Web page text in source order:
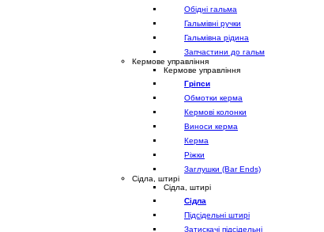
Обідні гальма
Гальмівні ручки
Гальмівна рідина
Запчастини до гальм
Кермове управління
Кермове управління
Гріпси
Обмотки керма
Кермові колонки
Виноси керма
Керма
Ріжки
Заглушки (Bar Ends)
Сідла, штирі
Сідла, штирі
Сідла
Підсідельні штирі
Затискачі підсідельні